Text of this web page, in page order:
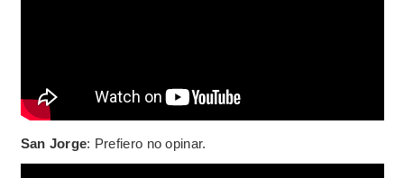
San Jorge: Prefiero no opinar.